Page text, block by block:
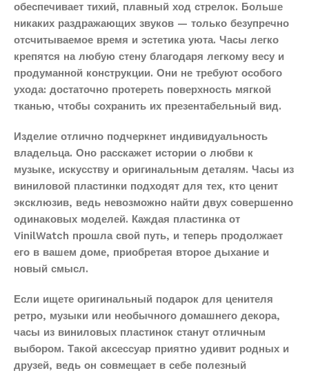
обеспечивает тихий, плавный ход стрелок. Больше
никаких раздражающих звуков — только безупречно
отсчитываемое время и эстетика уюта. Часы легко
крепятся на любую стену благодаря легкому весу и
продуманной конструкции. Они не требуют особого
ухода: достаточно протереть поверхность мягкой
тканью, чтобы сохранить их презентабельный вид.
Изделие отлично подчеркнет индивидуальность
владельца. Оно расскажет истории о любви к
музыке, искусству и оригинальным деталям. Часы из
виниловой пластинки подходят для тех, кто ценит
эксклюзив, ведь невозможно найти двух совершенно
одинаковых моделей. Каждая пластинка от
VinilWatch прошла свой путь, и теперь продолжает
его в вашем доме, приобретая второе дыхание и
новый смысл.
Если ищете оригинальный подарок для ценителя
ретро, музыки или необычного домашнего декора,
часы из виниловых пластинок станут отличным
выбором. Такой аксессуар приятно удивит родных и
друзей, ведь он совмещает в себе полезный